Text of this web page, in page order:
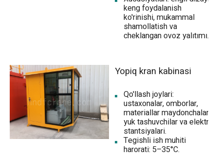
keng foydalanish
ko'rinishi, mukammal
shamollatish va
cheklangan ovoz yalıtımı.
Yopiq kran kabinasi
Qo'llash joylari:
ustaxonalar, omborlar,
materiallar maydonchalari,
yuk tashuvchilar va elektr
stantsiyalari.
Tegishli ish muhiti
harorati: 5–35°C.